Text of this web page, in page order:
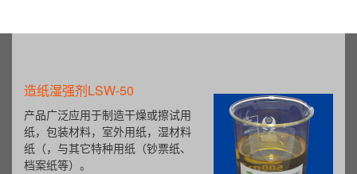
造纸湿强剂LSW-50
产品广泛应用于制造干燥或擦试用
纸，包装材料，室外用纸，湿材料
纸（，与其它特种用纸（钞票纸、
档案纸等）。